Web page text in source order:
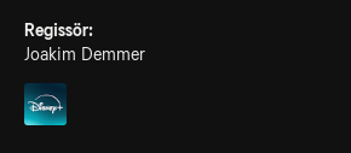
Regissör:
Joakim Demmer